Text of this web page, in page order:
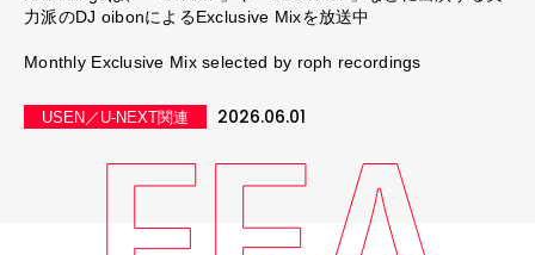
力派のDJ oibonによるExclusive Mixを放送中
Monthly Exclusive Mix selected by roph recordings
USEN／U-NEXT関連 2026.06.01